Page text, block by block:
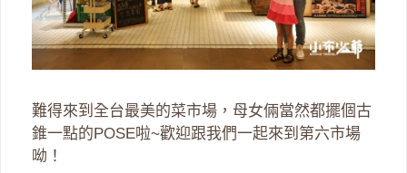
難得來到全台最美的菜市場，母女倆當然都擺個古
錐一點的POSE啦~歡迎跟我們一起來到第六市場
呦！